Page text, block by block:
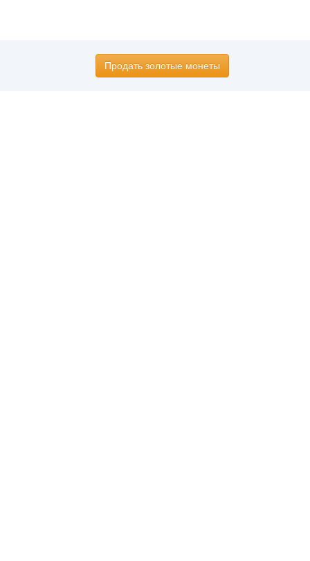
Продать золотые монеты